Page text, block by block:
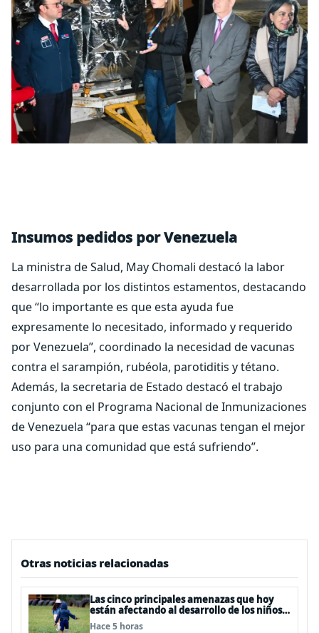
Insumos pedidos por Venezuela
La ministra de Salud, May Chomali destacó la labor
desarrollada por los distintos estamentos, destacando
que “lo importante es que esta ayuda fue
expresamente lo necesitado, informado y requerido
por Venezuela”, coordinado la necesidad de vacunas
contra el sarampión, rubéola, parotiditis y tétano.
Además, la secretaria de Estado destacó el trabajo
conjunto con el Programa Nacional de Inmunizaciones
de Venezuela “para que estas vacunas tengan el mejor
uso para una comunidad que está sufriendo”.
Otras noticias relacionadas
Las cinco principales amenazas que hoy
están afectando al desarrollo de los niños
en Chile
Hace 5 horas